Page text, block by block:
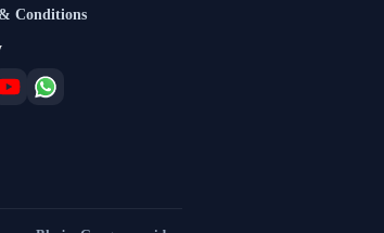
Conditions